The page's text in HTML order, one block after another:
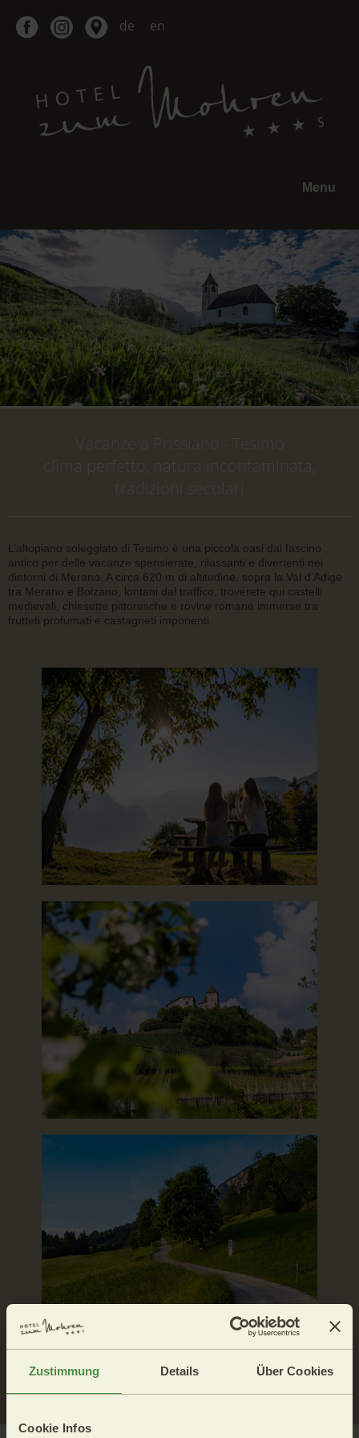
Zustimmung Details Über Cookies
Cookie Infos
de en
Menu
L’altopiano soleggiato di Tesimo è una piccola oasi dal fascino
antico per delle vacanze spensierate, rilassanti e divertenti nei
dintorni di Merano. A circa 620 m di altitudine, sopra la Val d’Adige
tra Merano e Bolzano, lontani dal traffico, troverete qui castelli
medievali, chiesette pittoresche e rovine romane immerse tra
frutteti profumati e castagneti imponenti.